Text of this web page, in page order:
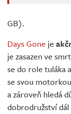
GB).
Days Gone je
je zasazen ve
se do role tuláka
se svou
a zároveň hledá
dobrodružství dál